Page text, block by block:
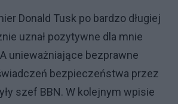
Donald Tusk po bardzo długiej
uznał pozytywne dla mnie
unieważniające bezprawne
bezpieczeństwa przez
szef BBN. W kolejnym wpisie